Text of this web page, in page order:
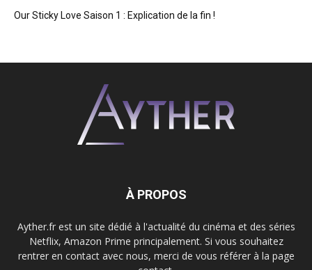
Our Sticky Love Saison 1 : Explication de la fin !
À PROPOS
Ayther.fr est un site dédié à l'actualité du cinéma et des séries
Netflix, Amazon Prime principalement. Si vous souhaitez
rentrer en contact avec nous, merci de vous référer à la page